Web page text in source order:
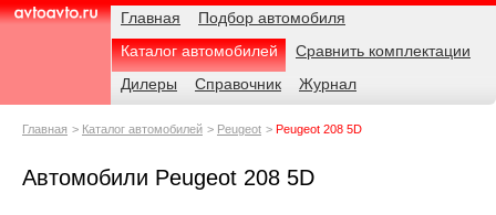
AvtoAvto.ru
Навигация Главная
Подбор автомобиля
Каталог автомобилей
Сравнить комплектации
Дилеры
Справочник Журнал
Родительские
Главная Каталог автомобилей Peugeot Peugeot 208 5D
Автомобили Peugeot 208 5D